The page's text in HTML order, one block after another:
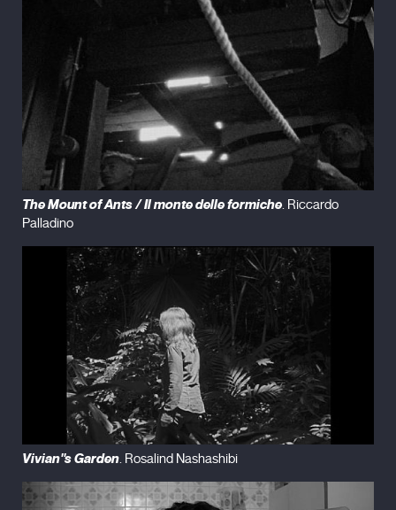
The Mount of Ants / Il monte delle formiche. Riccardo
Palladino
Vivian''s Garden. Rosalind Nashashibi